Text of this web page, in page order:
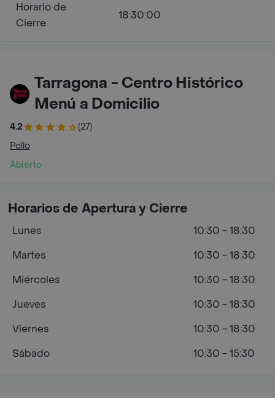
Horario de
Cierre
18:30:00
Tarragona - Centro Histórico
Menú a Domicilio
4.2
(27)
Pollo
Abierto
Horarios de Apertura y Cierre
Lunes
10:30 - 18:30
Martes
10:30 - 18:30
Miércoles
10:30 - 18:30
Jueves
10:30 - 18:30
Viernes
10:30 - 18:30
Sábado
10:30 - 15:30